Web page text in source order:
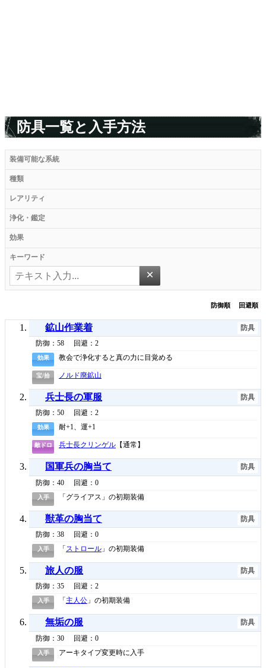
防具一覧と入手方法
装備可能な系統
種類
レアリティ
浄化・鑑定
効果
キーワード
×
防御順 回避順
鉱山作業着
防具
防御：58
回避：2
効果 教会で浄化すると真の力に目覚める
宝/拾 ノルド廃鉱山
兵士長の軍服
防具
防御：50
回避：2
効果 耐+1、運+1
敵ドロ 兵士長クリンゲル 【通常】
国軍兵の胸当て
防具
防御：40
回避：0
入手 「グライアス」の初期装備
獣革の胸当て
防具
防御：38
回避：0
入手 「 ストロール 」の初期装備
旅人の服
防具
防御：35
回避：2
入手 「 主人公 」の初期装備
無垢の服
防具
防御：30
回避：0
入手 アーキタイプ変更時に入手